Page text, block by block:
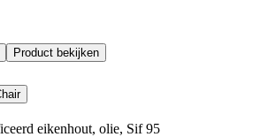
Product bekijken
eikenhout, olie, Sif 95